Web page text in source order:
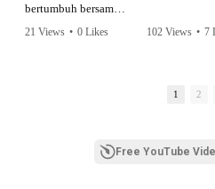
bertumbuh bersama,
amanah.
mencetak pemimpin-
21 Views • 0 Likes
102 Views • 7
1 2
Free YouTube